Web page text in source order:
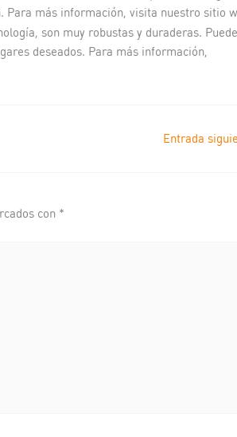
Para más información, visita nuestro sitio
son muy robustas y duraderas.
deseados. Para más información,
Entrada
con *